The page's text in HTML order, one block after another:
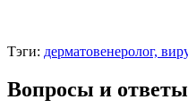
Тэги: дерматовенеролог,
Вопросы и ответы